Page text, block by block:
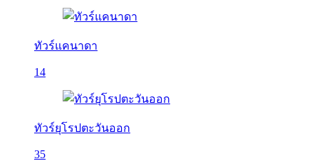
ทัวร์แคนาดา
14
ทัวร์ยุโรปตะวันออก
35